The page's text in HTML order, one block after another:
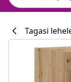
Tagasi